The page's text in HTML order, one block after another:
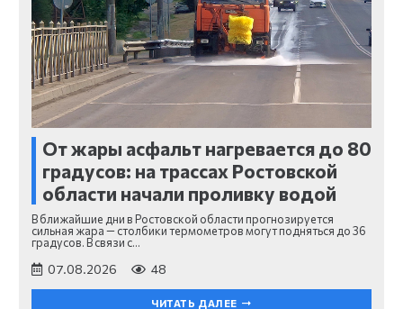
От жары асфальт нагревается до 80
градусов: на трассах Ростовской
области начали проливку водой
В ближайшие дни в Ростовской области прогнозируется
сильная жара — столбики термометров могут подняться до 36
градусов. В связи с…
07.08.2026 48
ЧИТАТЬ ДАЛЕЕ